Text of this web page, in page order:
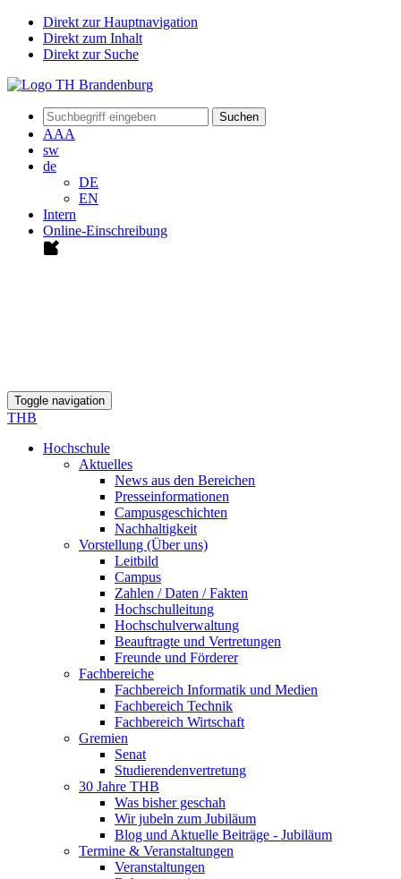
Direkt zur Hauptnavigation
Direkt zum Inhalt
Direkt zur Suche
Suchen
AAA
sw
de
DE
EN
Intern
Online-Einschreibung
Toggle navigation
THB
Hochschule
Aktuelles
News aus den Bereichen
Presseinformationen
Campusgeschichten
Nachhaltigkeit
Vorstellung (Über uns)
Leitbild
Campus
Zahlen / Daten / Fakten
Hochschulleitung
Hochschulverwaltung
Beauftragte und Vertretungen
Freunde und Förderer
Fachbereiche
Fachbereich Informatik und Medien
Fachbereich Technik
Fachbereich Wirtschaft
Gremien
Senat
Studierendenvertretung
30 Jahre THB
Was bisher geschah
Wir jubeln zum Jubiläum
Blog und Aktuelle Beiträge - Jubiläum
Termine & Veranstaltungen
Veranstaltungen